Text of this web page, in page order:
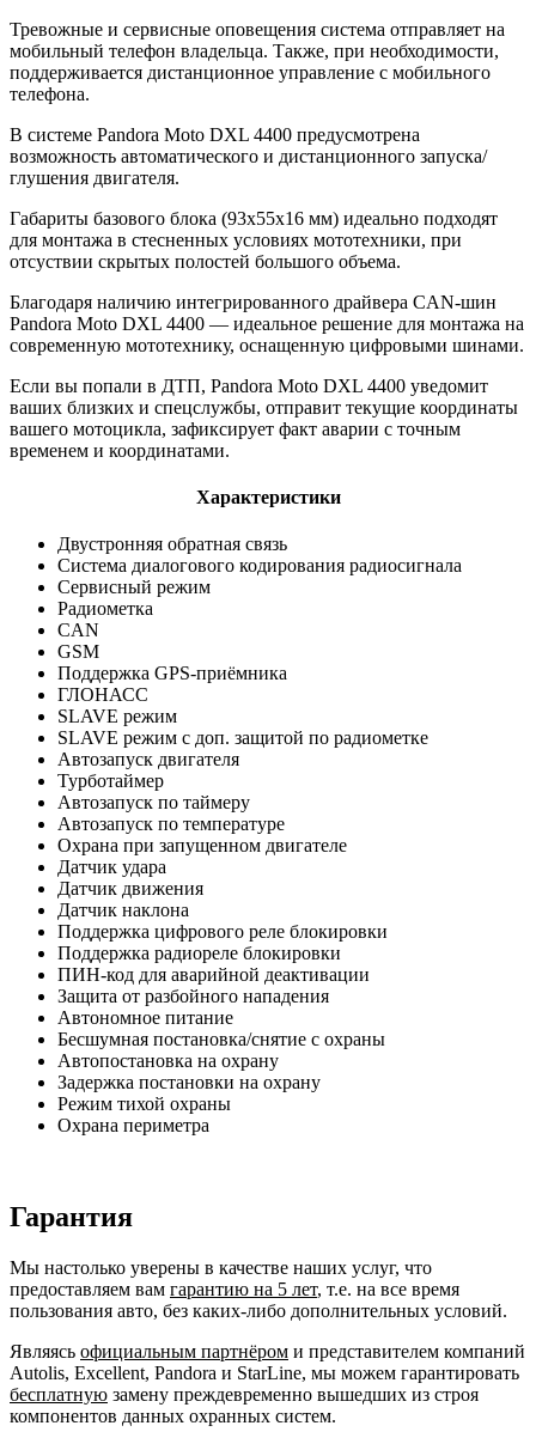
Тревожные и сервисные оповещения система отправляет на
мобильный телефон владельца. Также, при необходимости,
поддерживается дистанционное управление с мобильного
телефона.
В системе Pandora Moto DXL 4400 предусмотрена
возможность автоматического и дистанционного запуска/
глушения двигателя.
Габариты базового блока (93х55х16 мм) идеально подходят
для монтажа в стесненных условиях мототехники, при
отсуствии скрытых полостей большого объема.
Благодаря наличию интегрированного драйвера CAN-шин
Pandora Moto DXL 4400 — идеальное решение для монтажа на
современную мототехнику, оснащенную цифровыми шинами.
Если вы попали в ДТП, Pandora Moto DXL 4400 уведомит
ваших близких и спецслужбы, отправит текущие координаты
вашего мотоцикла, зафиксирует факт аварии с точным
временем и координатами.
Характеристики
Двустронняя обратная связь
Система диалогового кодирования радиосигнала
Сервисный режим
Радиометка
CAN
GSM
Поддержка GPS-приёмника
ГЛОНАСС
SLAVE режим
SLAVE режим с доп. защитой по радиометке
Автозапуск двигателя
Турботаймер
Автозапуск по таймеру
Автозапуск по температуре
Охрана при запущенном двигателе
Датчик удара
Датчик движения
Датчик наклона
Поддержка цифрового реле блокировки
Поддержка радиореле блокировки
ПИН-код для аварийной деактивации
Защита от разбойного нападения
Автономное питание
Бесшумная постановка/снятие с охраны
Автопостановка на охрану
Задержка постановки на охрану
Режим тихой охраны
Охрана периметра
Гарантия
Мы настолько уверены в качестве наших услуг, что
предоставляем вам гарантию на 5 лет, т.е. на все время
пользования авто, без каких-либо дополнительных условий.
Являясь официальным партнёром и представителем компаний
Autolis, Excellent, Pandora и StarLine, мы можем гарантировать
бесплатную замену преждевременно вышедших из строя
компонентов данных охранных систем.